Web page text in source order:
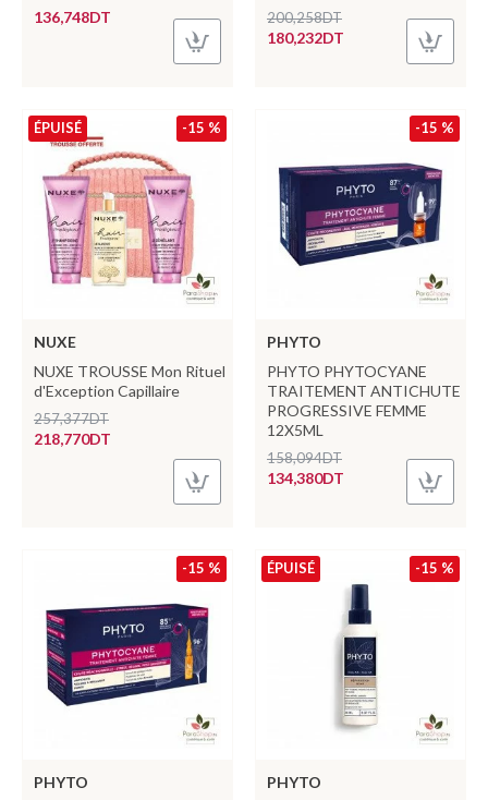
136,748DT
180,232DT
200,258DT
-15 %
ÉPUISÉ
NUXE
NUXE TROUSSE Mon Rituel
d'Exception Capillaire
218,770DT
257,377DT
-15 %
PHYTO
PHYTO PHYTOCYANE
TRAITEMENT ANTICHUTE
PROGRESSIVE FEMME
12X5ML
134,380DT
158,094DT
-15 %
PHYTO
-15 %
ÉPUISÉ
PHYTO